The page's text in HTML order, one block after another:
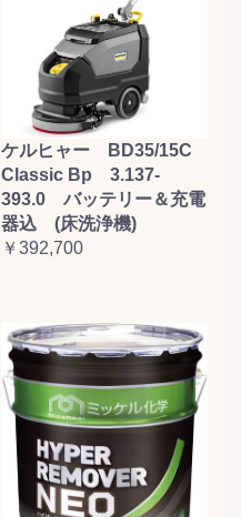
ケルヒャー BD35/15C
Classic Bp 3.137-
393.0 バッテリー＆充電
器込 (床洗浄機)
￥392,700